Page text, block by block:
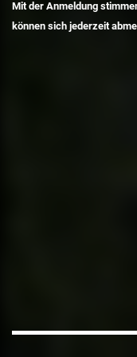
Mit der Anmeldung
können sich jederzeit